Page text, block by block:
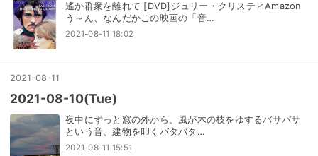
遙か群衆を離れて [DVD]ジュリー・クリスティAmazon
う～ん、なんだかこの映画の「音…
2021-08-11 18:02
2021 -08-11
2021-08-10(Tue)
夜中にずっと窓の外から、風が木の枝をゆするバサバサ
という音、建物を叩くバタバタ…
2021-08-11 15:51